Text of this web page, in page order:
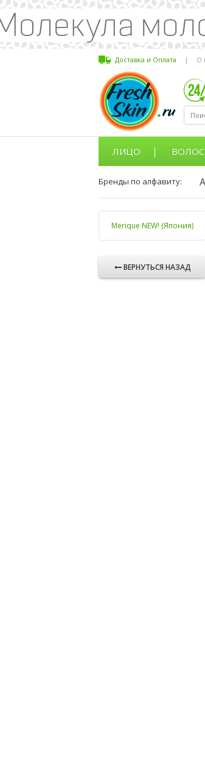
Доставка и Оплата | О
ЛИЦО
Бренды по алфавиту: A
Merique NEW! (Япония)
ВЕРНУТЬСЯ НАЗАД